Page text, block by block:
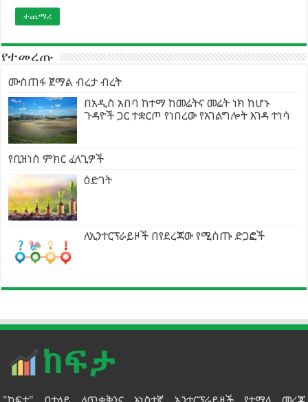
ተጨማሪ
የተመረጡ
ሙስጠፋ ጀማል ብረታ ብረት
በአዲስ አበባ ከተማ ከመሬትና መሬት ነክ ከሆኑ
ጉዳዮች ጋር ተቋርጦ የነበረው የአገልግሎት እገዳ ተነሳ
የቢዝነስ ምክር ፈላጊዎች
ዕድገት
ለኢንተርፕራይዞች በየደረጃው የሚሰጡ ድጋፎች